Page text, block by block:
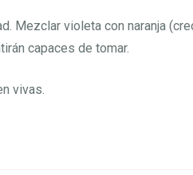
Mezclar violeta con naranja
capaces de tomar.
vivas.